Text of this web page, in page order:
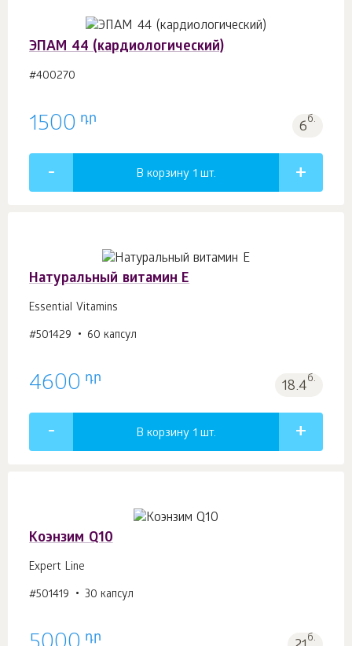
ЭПАМ 44 (кардиологический)
#400270
1500 դր 6б.
В корзину 1 шт.
Натуральный витамин E
Essential Vitamins
#501429 60 капсул
4600 դր 18.4б.
В корзину 1 шт.
Коэнзим Q10
Expert Line
#501419 30 капсул
դր б.